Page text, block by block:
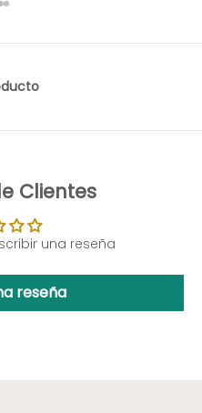
artículo 1
al artículo 2
al artículo 3
Ir al artículo 4
Clientes
una reseña
reseña